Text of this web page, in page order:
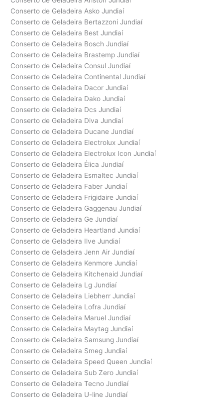
Conserto de Geladeira Asko Jundiaí
Conserto de Geladeira Bertazzoni Jundiaí
Conserto de Geladeira Best Jundiaí
Conserto de Geladeira Bosch Jundiaí
Conserto de Geladeira Brastemp Jundiaí
Conserto de Geladeira Consul Jundiaí
Conserto de Geladeira Continental Jundiaí
Conserto de Geladeira Dacor Jundiaí
Conserto de Geladeira Dako Jundiaí
Conserto de Geladeira Dcs Jundiaí
Conserto de Geladeira Diva Jundiaí
Conserto de Geladeira Ducane Jundiaí
Conserto de Geladeira Electrolux Jundiaí
Conserto de Geladeira Electrolux Icon Jundiaí
Conserto de Geladeira Élica Jundiaí
Conserto de Geladeira Esmaltec Jundiaí
Conserto de Geladeira Faber Jundiaí
Conserto de Geladeira Frigidaire Jundiaí
Conserto de Geladeira Gaggenau Jundiaí
Conserto de Geladeira Ge Jundiaí
Conserto de Geladeira Heartland Jundiaí
Conserto de Geladeira Ilve Jundiaí
Conserto de Geladeira Jenn Air Jundiaí
Conserto de Geladeira Kenmore Jundiaí
Conserto de Geladeira Kitchenaid Jundiaí
Conserto de Geladeira Lg Jundiaí
Conserto de Geladeira Liebherr Jundiaí
Conserto de Geladeira Lofra Jundiaí
Conserto de Geladeira Maruel Jundiaí
Conserto de Geladeira Maytag Jundiaí
Conserto de Geladeira Samsung Jundiaí
Conserto de Geladeira Smeg Jundiaí
Conserto de Geladeira Speed Queen Jundiaí
Conserto de Geladeira Sub Zero Jundiaí
Conserto de Geladeira Tecno Jundiaí
Conserto de Geladeira U-line Jundiaí